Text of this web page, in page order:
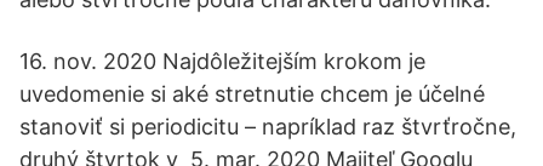
16. nov. 2020 Najdôležitejším krokom je
uvedomenie si aké stretnutie chcem je účelné
stanoviť si periodicitu – napríklad raz štvrťročne,
druhý štvrtok v 5. mar. 2020 Majiteľ Googlu